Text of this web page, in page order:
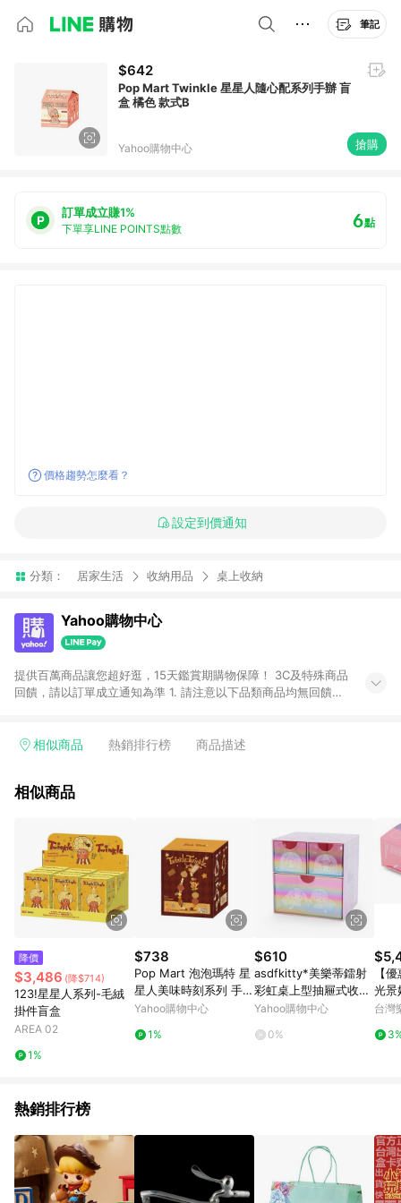
筆記
$642
Pop Mart Twinkle 星星人隨心配系列手辦 盲
盒 橘色 款式B
Yahoo購物中心 搶購
訂單成立賺1%
下單享LINE POINTS點數 6點
價格趨勢怎麼看？
設定到價通知
分類： 居家生活 收納用品 桌上收納
Yahoo購物中心
提供百萬商品讓您超好逛，15天鑑賞期購物保障！ 3C及特殊商品
回饋，請以訂單成立通知為準 1. 請注意以下品類商品均無回饋：
電玩/遊戲/相機/單眼/鏡頭/拍立得 [2024/6/1起適用] -內接硬
的購回饋活動享Yahoo超贈點回饋者 - 購物中心商店之商品：商
價券等虛擬貨幣折抵 4. 大宗採購或批發轉賣不具回饋資格： 如
有相關事證認定您為大宗採購、批發轉賣而非最終消費使用者，
相關認定以Yahoo購物中心之認定為準
相似商品 熱銷排行榜 商品描述
相似商品
降價
$3,486 (降$714)
123!星星人系列-毛絨
掛件盲盒
AREA 02
1%
$738
Pop Mart 泡泡瑪特 星
星人美味時刻系列 手機
掛繩 掛飾 盲盒 隨機出
10045
Yahoo購物中心
1%
$610
asdfkitty*美樂蒂鐳射
彩虹桌上型抽屜式收納
盒/置物盒-日本正版商
Yahoo購物中心
0%
【
光
3
台灣
熱銷排行榜